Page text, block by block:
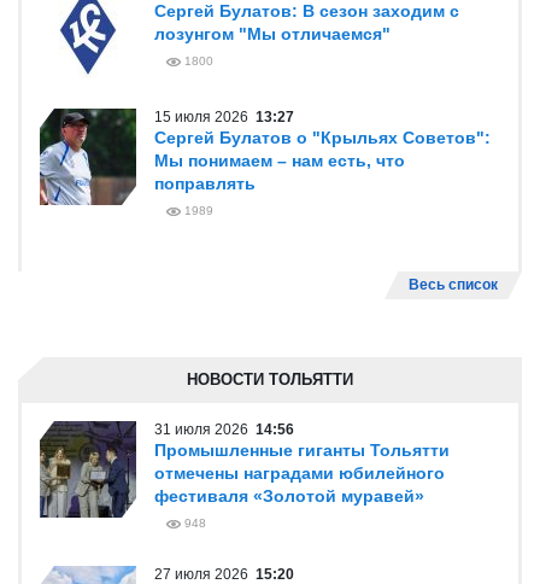
Сергей Булатов: В сезон заходим с
лозунгом "Мы отличаемся"
1800
15 июля 2026 13:27
Сергей Булатов о "Крыльях Советов":
Мы понимаем – нам есть, что
поправлять
1989
Весь список
НОВОСТИ ТОЛЬЯТТИ
31 июля 2026 14:56
Промышленные гиганты Тольятти
отмечены наградами юбилейного
фестиваля «Золотой муравей»
948
27 июля 2026 15:20